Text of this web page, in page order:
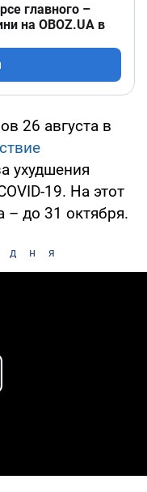
главного –
на OBOZ.UA в
26 августа в
ухудшения
19. На этот
– до 31 октября.
дня
Video